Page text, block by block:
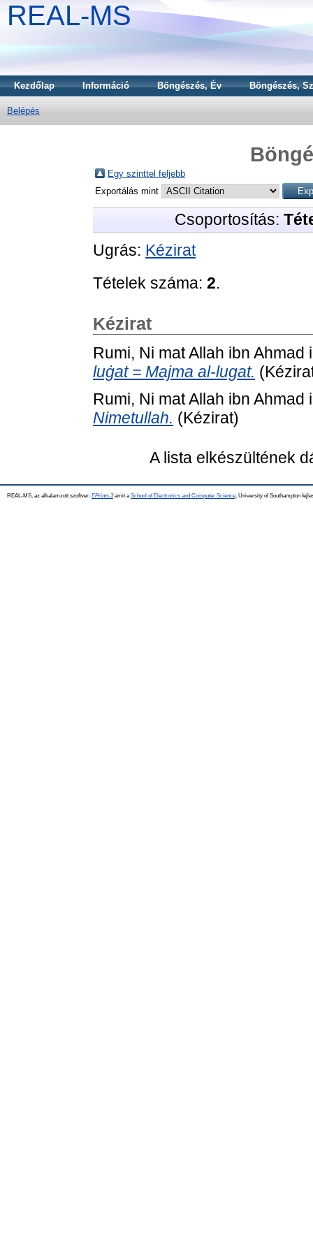
REAL-MS
Kezdőlap Információ Böngészés, Év Böngészés,
Belépés
Egy szinttel feljebb
Exportálás mint
Csoportosítás:
Ugrás: Kézirat
Tételek száma: 2.
Kézirat
Rumi, Ni mat Allah ibn Ahmad
luġat = Majma al-lugat.
Rumi, Ni mat Allah ibn Ahmad
Nimetullah. (Kézirat)
A lista elkészültének
REAL-MS, az alkalamzott szoftver: EPrints 3amit a School of Electronics and Computer Science , University of Southampton